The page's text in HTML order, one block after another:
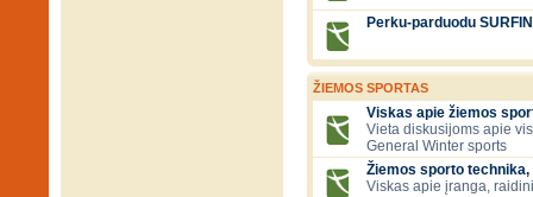
Perku-parduodu
ŽIEMOS SPORTAS
Viskas apie žiemos
Vieta diskusijoms apie
General Winter sports
Žiemos sporto
Viskas apie įranga,